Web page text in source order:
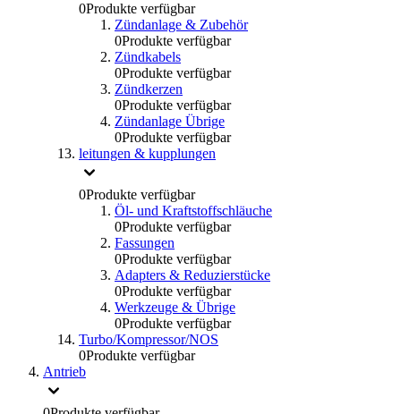
0Produkte verfügbar
Zündanlage & Zubehör
0Produkte verfügbar
Zündkabels
0Produkte verfügbar
Zündkerzen
0Produkte verfügbar
Zündanlage Übrige
0Produkte verfügbar
leitungen & kupplungen
0Produkte verfügbar
Öl- und Kraftstoffschläuche
0Produkte verfügbar
Fassungen
0Produkte verfügbar
Adapters & Reduzierstücke
0Produkte verfügbar
Werkzeuge & Übrige
0Produkte verfügbar
Turbo/Kompressor/NOS
0Produkte verfügbar
Antrieb